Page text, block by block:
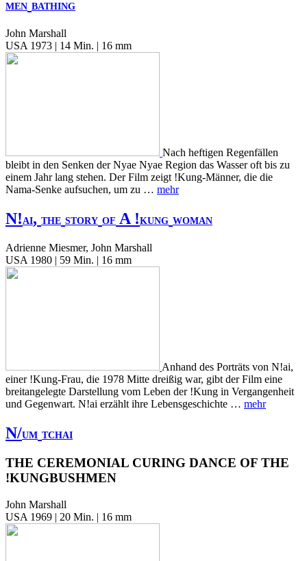
MEN BATHING
John Marshall
USA 1973 | 14 Min. | 16 mm
Nach heftigen Regenfällen
bleibt in den Senken der Nyae Nyae Region das Wasser oft bis zu
einem Jahr lang stehen. Der Film zeigt !Kung-Männer, die die
Nama-Senke aufsuchen, um zu … mehr
N! AI, THE STORY OF A !KUNG WOMAN
Adrienne Miesmer, John Marshall
USA 1980 | 59 Min. | 16 mm
Anhand des Porträts von N!ai,
einer !Kung-Frau, die 1978 Mitte dreißig war, gibt der Film eine
breitangelegte Darstellung vom Leben der !Kung in Vergangenheit
und Gegenwart. N!ai erzählt ihre Lebensgeschichte … mehr
N/UM TCHAI
THE CEREMONIAL CURING DANCE OF THE
!KUNGBUSHMEN
John Marshall
USA 1969 | 20 Min. | 16 mm